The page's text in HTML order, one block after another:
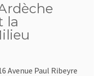
la
Avenue Paul Ribeyre